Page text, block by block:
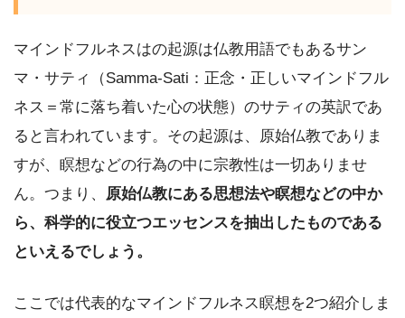
マインドフルネスはの起源は仏教用語でもあるサン
マ・サティ（Samma-Sati：正念・正しいマインドフル
ネス＝常に落ち着いた心の状態）のサティの英訳であ
ると言われています。その起源は、原始仏教でありま
すが、瞑想などの行為の中に宗教性は一切ありませ
ん。つまり、 原始仏教にある思想法や瞑想などの中か
ら、科学的に役立つエッセンスを抽出したものである
といえるでしょう。
ここでは代表的なマインドフルネス瞑想を2つ紹介しま